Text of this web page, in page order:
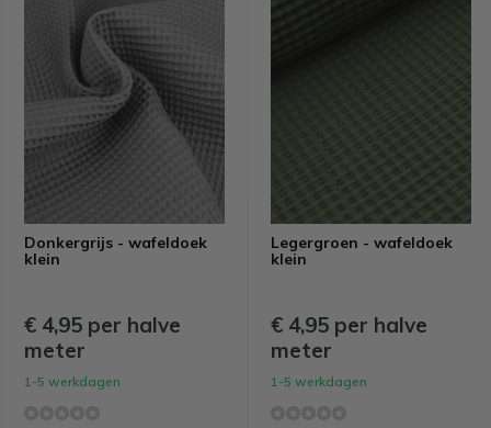
Donkergrijs - wafeldoek
klein
€ 4,95 per halve
meter
1-5 werkdagen
Legergroen - wafeldoek
klein
€ 4,95 per halve
meter
1-5 werkdagen